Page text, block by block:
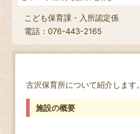
こども保育課・入所認定係
電話：076-443-2165
古沢保育所について紹介します。
施設の概要